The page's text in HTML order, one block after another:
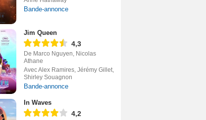
Bande-annonce
Jim Queen
4,3
De Marco Nguyen, Nicolas
Athane
Avec Alex Ramires, Jérémy Gillet,
Shirley Souagnon
Bande-annonce
In Waves
4,2